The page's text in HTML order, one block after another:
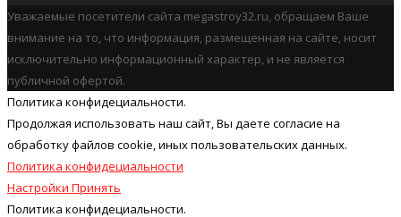
Уважаемые посетители сайта megastroy32.ru, обращаем Ваше
внимание на то, что информация, размещенная на сайте, носит
исключительно информационный характер, и не является
публичной офертой.
Политика конфидециальности.
Продолжая использовать наш cайт, Вы даете согласие на
обработку файлов cookie, иных пользовательских данных.
Политика конфидециальности
Настройки Принять
Политика конфидециальности.